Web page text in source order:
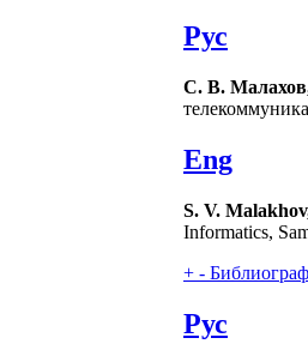
Рус
С. В.
Eng
S. V.
Informatics,
+ -
Рус